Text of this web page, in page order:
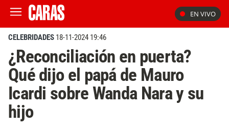
EN VIVO
CELEBRIDADES 18-11-2024 19:46
¿Reconciliación en puerta?
Qué dijo el papá de Mauro
Icardi sobre Wanda Nara y su
hijo